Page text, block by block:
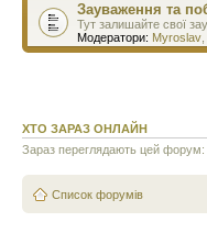
Зауваження та
Тут залишайте свої
Модератори: Myroslav
ХТО ЗАРАЗ ОНЛАЙН
Зараз переглядають цей форум:
Список форумів